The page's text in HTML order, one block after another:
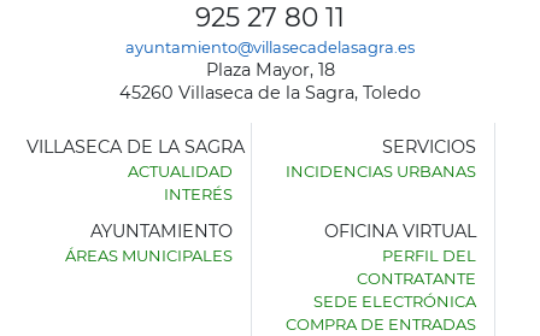
925 27 80 11
ayuntamiento@villasecadelasagra.es
Plaza Mayor, 18
45260 Villaseca de la Sagra, Toledo
AYUNTAMIENTO
VILLASECA DE LA SAGRA
ACTUALIDAD
INTERÉS
SERVICIOS
INCIDENCIAS URBANAS
AYUNTAMIENTO
ÁREAS MUNICIPALES
OFICINA VIRTUAL
PERFIL DEL
CONTRATANTE
SEDE ELECTRÓNICA
COMPRA DE ENTRADAS